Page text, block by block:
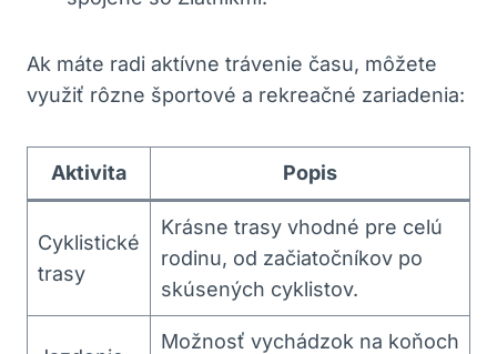
Ak ​máte‍ radi aktívne trávenie času, môžete‌
využiť rôzne športové a ​rekreačné zariadenia:
Aktivita Popis
Cyklistické
trasy
Krásne ⁤trasy vhodné pre celú
rodinu, od začiatočníkov⁢ po
skúsených ‌cyklistov.
Možnosť vychádzok na koňoch